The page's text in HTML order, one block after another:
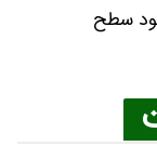
سطح